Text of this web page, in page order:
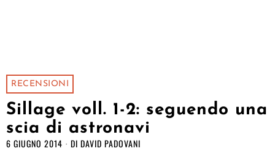
RECENSIONI
Sillage voll. 1-2: seguendo una
scia di astronavi
6 GIUGNO 2014 DI DAVID PADOVANI